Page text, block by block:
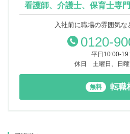
看護師、介護士、保育士専門
入社前に職場の雰囲気な
0120-
平日10:00-
休日 土曜日、日曜
無料 転職